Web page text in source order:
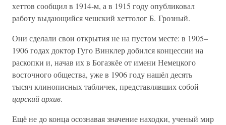
хеттов сообщил в 1914-м, а в 1915 году опубликовал
работу выдающийся чешский хеттолог Б. Грозный.
Они сделали свои открытия не на пустом месте: в 1905–
1906 годах доктор Гуго Винклер добился концессии на
раскопки и, начав их в Богазкёе от имени Немецкого
восточного общества, уже в 1906 году нашёл десять
тысяч клинописных табличек, представлявших собой
царский архив.
Ещё не до конца осознавая значение находки, ученый мир